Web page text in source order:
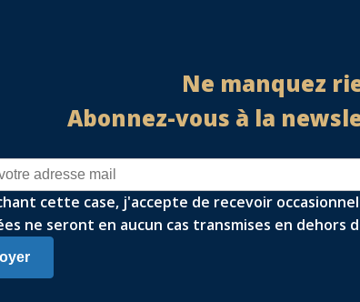
Ne manquez
Abonnez-vous à la
cette case, j'accepte de recevoir
ne seront en aucun cas transmises en dehors